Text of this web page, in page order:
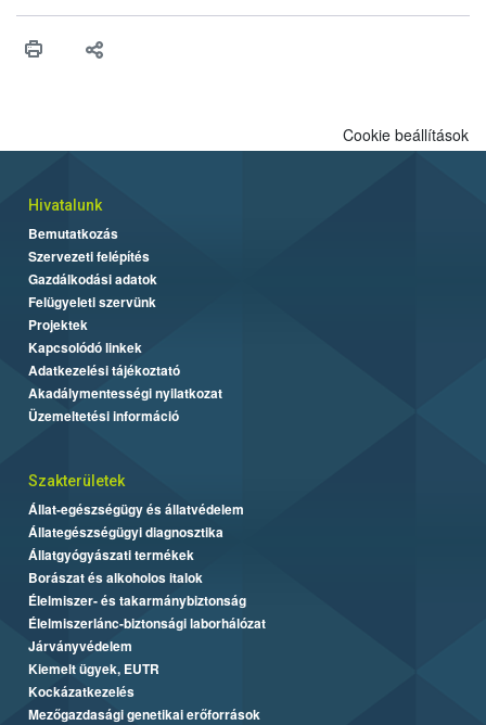
vonni az ebek viselkedésének megítélésében jártas szakértőt.
Cookie beállítások
Hivatalunk
Bemutatkozás
Szervezeti felépítés
Gazdálkodási adatok
Felügyeleti szervünk
Projektek
Kapcsolódó linkek
Adatkezelési tájékoztató
Akadálymentességi nyilatkozat
Üzemeltetési információ
Szakterületek
Állat-egészségügy és állatvédelem
Állategészségügyi diagnosztika
Állatgyógyászati termékek
Borászat és alkoholos italok
Élelmiszer- és takarmánybiztonság
Élelmiszerlánc-biztonsági laborhálózat
Járványvédelem
Kiemelt ügyek, EUTR
Kockázatkezelés
Mezőgazdasági genetikai erőforrások